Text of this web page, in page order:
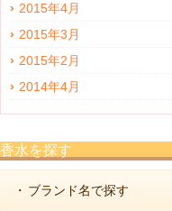
2015年4月
2015年3月
2015年2月
2014年4月
香水を探す
・ ブランド名で探す